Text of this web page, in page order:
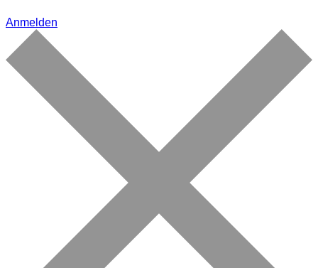
Anmelden